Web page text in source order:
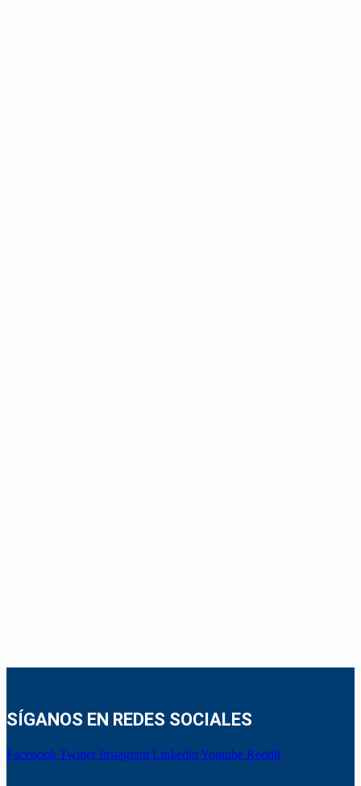
SÍGANOS EN REDES SOCIALES
Facebook Twitter Instagram Linkedin Youtube Reddit